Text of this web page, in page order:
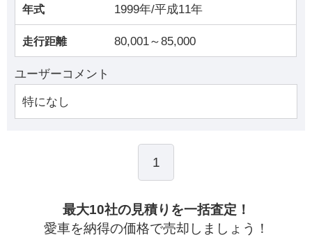
年式 1999年/平成11年
走行距離 80,001～85,000
ユーザーコメント
特になし
1
最大10社の見積りを一括査定！
愛車を納得の価格で売却しましょう！